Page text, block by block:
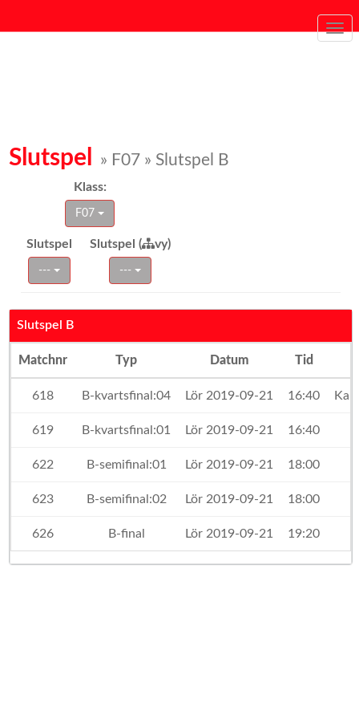
Slutspel » F07 » Slutspel B
Klass:
F07
Slutspel Slutspel ( vy)
--- ---
Slutspel B
Matchnr Typ Datum Tid
618 B-kvartsfinal:04 Lör 2019-09-21 16:40
619 B-kvartsfinal:01 Lör 2019-09-21 16:40
622 B-semifinal:01 Lör 2019-09-21 18:00
623 B-semifinal:02 Lör 2019-09-21 18:00
626 B-final Lör 2019-09-21 19:20